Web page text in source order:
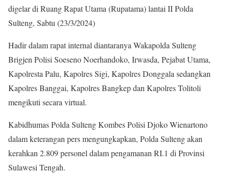
digelar di Ruang Rapat Utama (Rupatama) lantai II Polda
Sulteng, Sabtu (23/3/2024)
Hadir dalam rapat internal diantaranya Wakapolda Sulteng
Brigjen Polisi Soeseno Noerhandoko, Irwasda, Pejabat Utama,
Kapolresta Palu, Kapolres Sigi, Kapolres Donggala sedangkan
Kapolres Banggai, Kapolres Bangkep dan Kapolres Tolitoli
mengikuti secara virtual.
Kabidhumas Polda Sulteng Kombes Polisi Djoko Wienartono
dalam keterangan pers mengungkapkan, Polda Sulteng akan
kerahkan 2.809 personel dalam pengamanan RI.1 di Provinsi
Sulawesi Tengah.